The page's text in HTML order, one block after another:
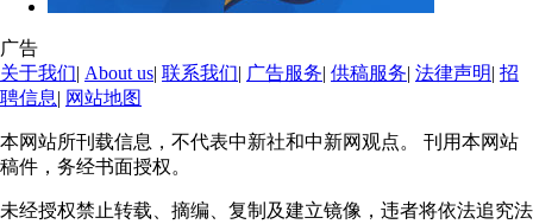
广告
关于我们| About us| 联系我们| 广告服务| 供稿服务| 法律声明| 招
聘信息| 网站地图
本网站所刊载信息，不代表中新社和中新网观点。 刊用本网站
稿件，务经书面授权。
未经授权禁止转载、摘编、复制及建立镜像，违者将依法追究法